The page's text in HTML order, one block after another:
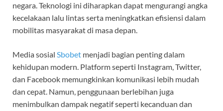
negara. Teknologi ini diharapkan dapat mengurangi angka
kecelakaan lalu lintas serta meningkatkan efisiensi dalam
mobilitas masyarakat di masa depan.
Media sosial Sbobet menjadi bagian penting dalam
kehidupan modern. Platform seperti Instagram, Twitter,
dan Facebook memungkinkan komunikasi lebih mudah
dan cepat. Namun, penggunaan berlebihan juga
menimbulkan dampak negatif seperti kecanduan dan